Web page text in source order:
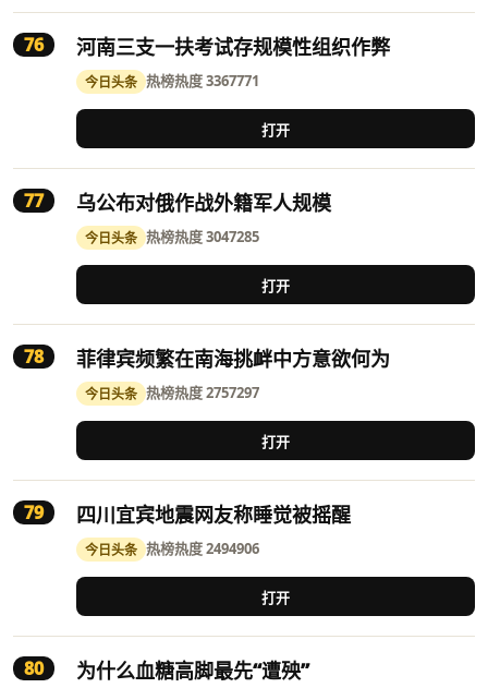
76 河南三支一扶考试存规模性组织作弊
今日头条 热榜热度 3367771
打开
77 乌公布对俄作战外籍军人规模
今日头条 热榜热度 3047285
打开
78 菲律宾频繁在南海挑衅中方意欲何为
今日头条 热榜热度 2757297
打开
79 四川宜宾地震网友称睡觉被摇醒
今日头条 热榜热度 2494906
打开
80 为什么血糖高脚最先“遭殃”